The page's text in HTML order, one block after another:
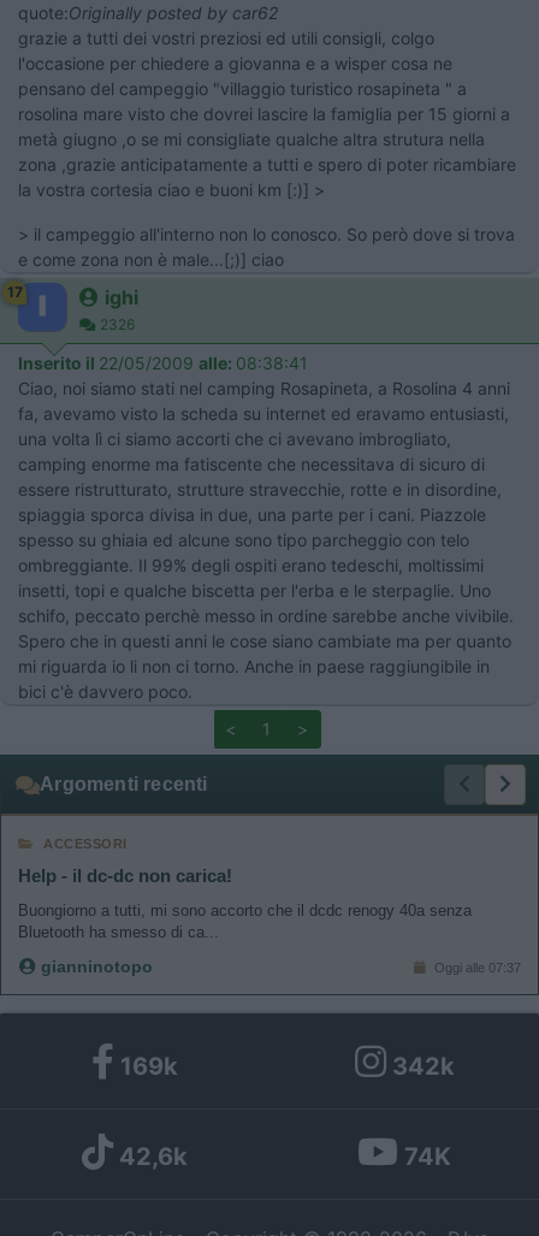
quote:Originally posted by car62
grazie a tutti dei vostri preziosi ed utili consigli, colgo
l'occasione per chiedere a giovanna e a wisper cosa ne
pensano del campeggio "villaggio turistico rosapineta " a
rosolina mare visto che dovrei lascire la famiglia per 15 giorni a
metà giugno ,o se mi consigliate qualche altra strutura nella
zona ,grazie anticipatamente a tutti e spero di poter ricambiare
la vostra cortesia ciao e buoni km [:)] >
> il campeggio all'interno non lo conosco. So però dove si trova
e come zona non è male...[;)] ciao
17 ighi
2326
Inserito il 22/05/2009 alle: 08:38:41
Ciao, noi siamo stati nel camping Rosapineta, a Rosolina 4 anni
fa, avevamo visto la scheda su internet ed eravamo entusiasti,
una volta lì ci siamo accorti che ci avevano imbrogliato,
camping enorme ma fatiscente che necessitava di sicuro di
essere ristrutturato, strutture stravecchie, rotte e in disordine,
spiaggia sporca divisa in due, una parte per i cani. Piazzole
spesso su ghiaia ed alcune sono tipo parcheggio con telo
ombreggiante. Il 99% degli ospiti erano tedeschi, moltissimi
insetti, topi e qualche biscetta per l'erba e le sterpaglie. Uno
schifo, peccato perchè messo in ordine sarebbe anche vivibile.
Spero che in questi anni le cose siano cambiate ma per quanto
mi riguarda io li non ci torno. Anche in paese raggiungibile in
bici c'è davvero poco.
<
1 >
Argomenti recenti
ACCESSORI
Help - il dc-dc non carica!
Buongiorno a tutti, mi sono accorto che il dcdc renogy 40a senza
Bluetooth ha smesso di ca...
gianninotopo Oggi alle 07:37
169k 342k
42,6k 74K